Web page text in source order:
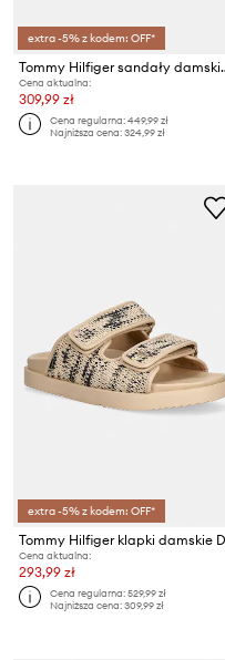
extra -5% z kodem: OFF*
Tommy Hilfiger
Cena aktualna:
309,99 zł
Cena regularna:449,99 zł
Najniższa cena:324,99 zł
extra -5% z kodem: OFF*
Cena aktualna:
293,99 zł
Cena regularna:529,99 zł
Najniższa cena:309,99 zł